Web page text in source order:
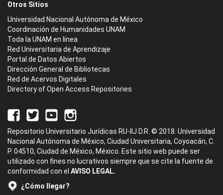
Otros Sitios
Universidad Nacional Autónoma de México
Coordinación de Humanidades UNAM
Toda la UNAM en línea
Red Universitaria de Aprendizaje
Portal de Datos Abiertos
Dirección General de Bibliotecas
Red de Acervos Digitales
Directory of Open Access Repositories
Repositorio Universitario Jurídicas RU-IIJ D.R. © 2018. Universidad
Nacional Autónoma de México, Ciudad Universitaria, Coyoacán, C.
P. 04510, Ciudad de México, México. Este sitio web puede ser
utilizado con fines no lucrativos siempre que se cite la fuente de
conformidad con el AVISO LEGAL.
¿Cómo llegar?